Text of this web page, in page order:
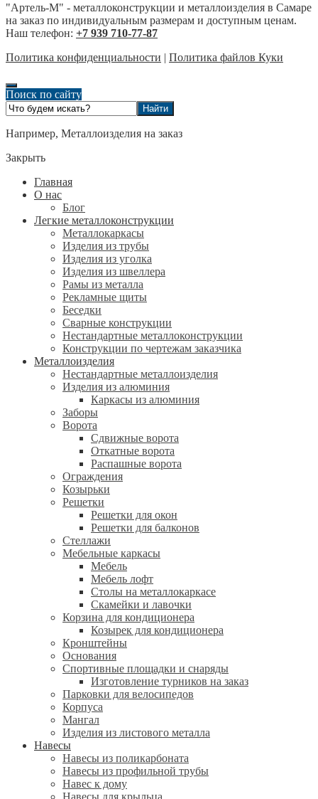
"Артель-М" - металлоконструкции и металлоизделия в Самаре
на заказ по индивидуальным размерам и доступным ценам.
Наш телефон: +7 939 710-77-87
Политика конфиденциальности | Политика файлов Куки
Поиск по сайту
Например, Металлоизделия на заказ
Закрыть
Главная
О нас
Блог
Легкие металлоконструкции
Металлокаркасы
Изделия из трубы
Изделия из уголка
Изделия из швеллера
Рамы из металла
Рекламные щиты
Беседки
Сварные конструкции
Нестандартные металлоконструкции
Конструкции по чертежам заказчика
Металлоизделия
Нестандартные металлоизделия
Изделия из алюминия
Каркасы из алюминия
Заборы
Ворота
Сдвижные ворота
Откатные ворота
Распашные ворота
Ограждения
Козырьки
Решетки
Решетки для окон
Решетки для балконов
Стеллажи
Мебельные каркасы
Мебель
Мебель лофт
Столы на металлокаркасе
Скамейки и лавочки
Корзина для кондиционера
Козырек для кондиционера
Кронштейны
Основания
Спортивные площадки и снаряды
Изготовление турников на заказ
Парковки для велосипедов
Корпуса
Мангал
Изделия из листового металла
Навесы
Навесы из поликарбоната
Навесы из профильной трубы
Навес к дому
Навесы для крыльца